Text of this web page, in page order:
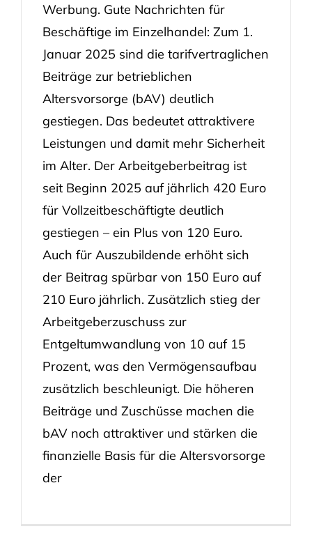
Werbung. Gute Nachrichten für
Beschäftige im Einzelhandel: Zum 1.
Januar 2025 sind die tarifvertraglichen
Beiträge zur betrieblichen
Altersvorsorge (bAV) deutlich
gestiegen. Das bedeutet attraktivere
Leistungen und damit mehr Sicherheit
im Alter. Der Arbeitgeberbeitrag ist
seit Beginn 2025 auf jährlich 420 Euro
für Vollzeitbeschäftigte deutlich
gestiegen – ein Plus von 120 Euro.
Auch für Auszubildende erhöht sich
der Beitrag spürbar von 150 Euro auf
210 Euro jährlich. Zusätzlich stieg der
Arbeitgeberzuschuss zur
Entgeltumwandlung von 10 auf 15
Prozent, was den Vermögensaufbau
zusätzlich beschleunigt. Die höheren
Beiträge und Zuschüsse machen die
bAV noch attraktiver und stärken die
finanzielle Basis für die Altersvorsorge
der